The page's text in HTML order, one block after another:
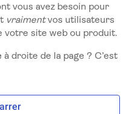
vous avez besoin pour
vraimentvos utilisateurs
site web ou produit.
à droite de la page ? C’est